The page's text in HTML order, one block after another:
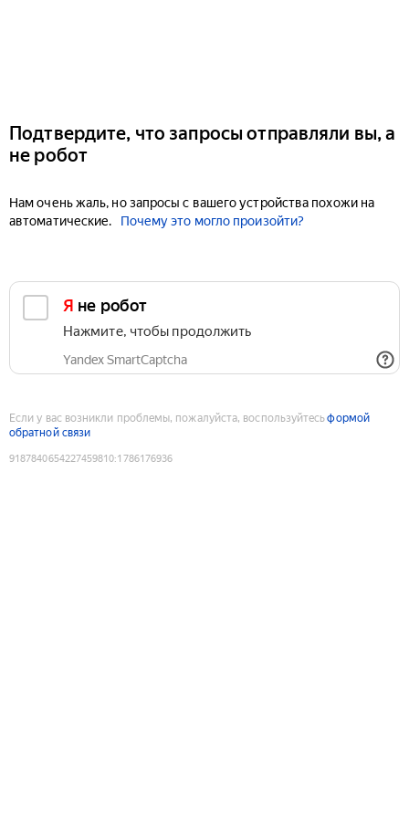
Подтвердите, что запросы отправляли вы, а
не робот
Нам очень жаль, но запросы с вашего устройства похожи на
автоматические.
Почему это могло произойти?
Я не робот
Нажмите, чтобы продолжить
Yandex SmartCaptcha
Если у вас возникли проблемы, пожалуйста, воспользуйтесьформой
обратной связи
9187840654227459810:1786176936